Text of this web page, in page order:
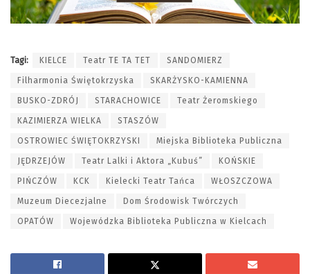
Tagi: KIELCE Teatr TE TA TET SANDOMIERZ
Filharmonia Świętokrzyska SKARŻYSKO-KAMIENNA
BUSKO-ZDRÓJ STARACHOWICE Teatr Żeromskiego
KAZIMIERZA WIELKA STASZÓW
OSTROWIEC ŚWIĘTOKRZYSKI Miejska Biblioteka Publiczna
JĘDRZEJÓW Teatr Lalki i Aktora „Kubuś” KOŃSKIE
PIŃCZÓW KCK Kielecki Teatr Tańca WŁOSZCZOWA
Muzeum Diecezjalne Dom Środowisk Twórczych
OPATÓW Wojewódzka Biblioteka Publiczna w Kielcach